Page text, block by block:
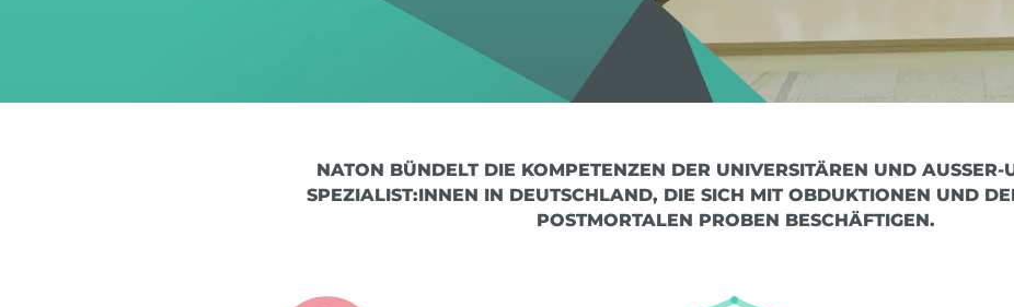
NATON BÜNDELT DIE KOMPETENZEN DER UNIVERSITÄREN UND AUSSER-
PEZIALIST:INNEN IN DEUTSCHLAND, DIE SICH MIT OBDUKTIONEN UND DER
OSTMORTALEN PROBEN BESCHÄFTIGEN.